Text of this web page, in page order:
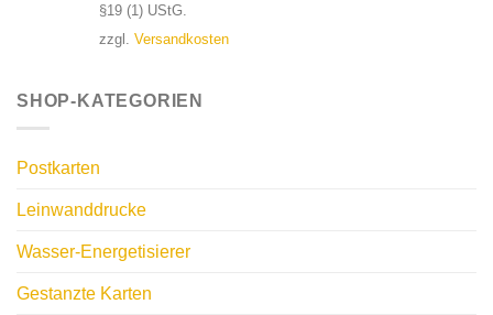
§19 (1) UStG.
zzgl. Versandkosten
SHOP-KATEGORIEN
Postkarten
Leinwanddrucke
Wasser-Energetisierer
Gestanzte Karten